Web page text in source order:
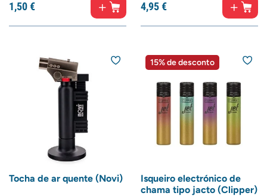
1,50€ 4,95€
Tocha de ar quente (Novi)
15% de desconto
Isqueiro electrónico de
chama tipo jacto (Clipper)